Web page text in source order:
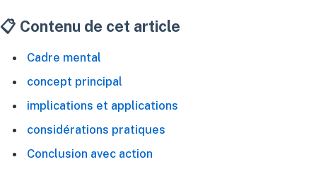
📋 Contenu de cet article
Cadre mental
concept principal
implications et applications
considérations pratiques
Conclusion avec action